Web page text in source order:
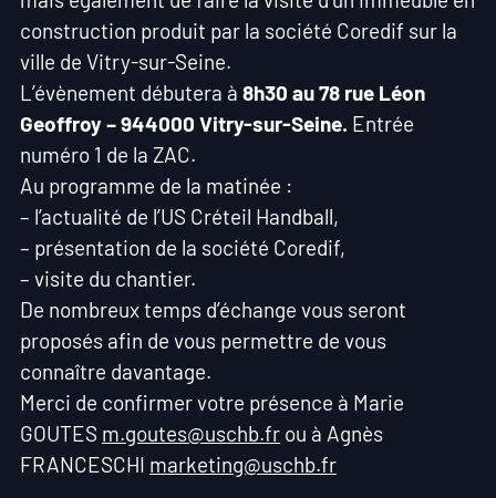
construction produit par la société Coredif sur la
ville de Vitry-sur-Seine.
L’évènement débutera à 8h30 au 78 rue Léon
Geoffroy – 944000 Vitry-sur-Seine. Entrée
numéro 1 de la ZAC.
Au programme de la matinée :
– l’actualité de l’US Créteil Handball,
– présentation de la société Coredif,
– visite du chantier.
De nombreux temps d’échange vous seront
proposés afin de vous permettre de vous
connaître davantage.
Merci de confirmer votre présence à Marie
GOUTES m.goutes@uschb.frou à Agnès
FRANCESCHI marketing@uschb.fr